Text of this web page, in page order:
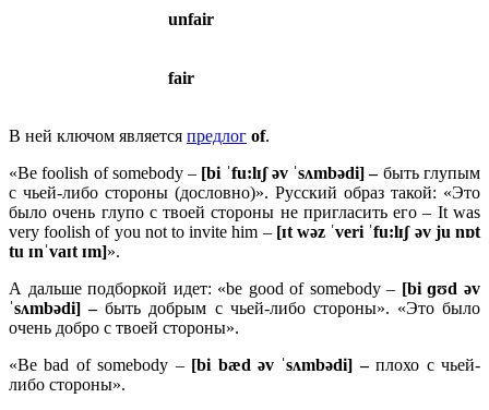
unfair
fair
В ней ключом является предлог of.
«Be foolish of somebody – [bi ˈfu:lɪʃ əv ˈsʌmbədi] –быть глупым
с чьей-либо стороны (дословно)». Русский образ такой: «Это
было очень глупо с твоей стороны не пригласить его – It was
very foolish of you not to invite him –[ɪt wəz ˈveri ˈfu:lɪʃ əv ju nɒt
tu ɪnˈvaɪt ɪm]».
А дальше подборкой идет: «be good of somebody – [bi ɡʊd əv
ˈsʌmbədi] –быть добрым с чьей-либо стороны». «Это было
очень добро с твоей стороны».
«Be bad of somebody –[bi bæd əv ˈsʌmbədi] –плохо с чьей-
либо стороны».